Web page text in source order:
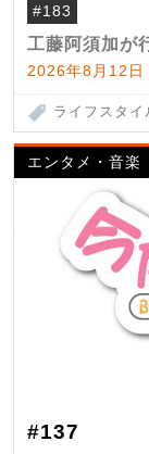
#183
工藤阿須加が
2026年8月12
ライフスタイ
エンタメ・音楽
#137